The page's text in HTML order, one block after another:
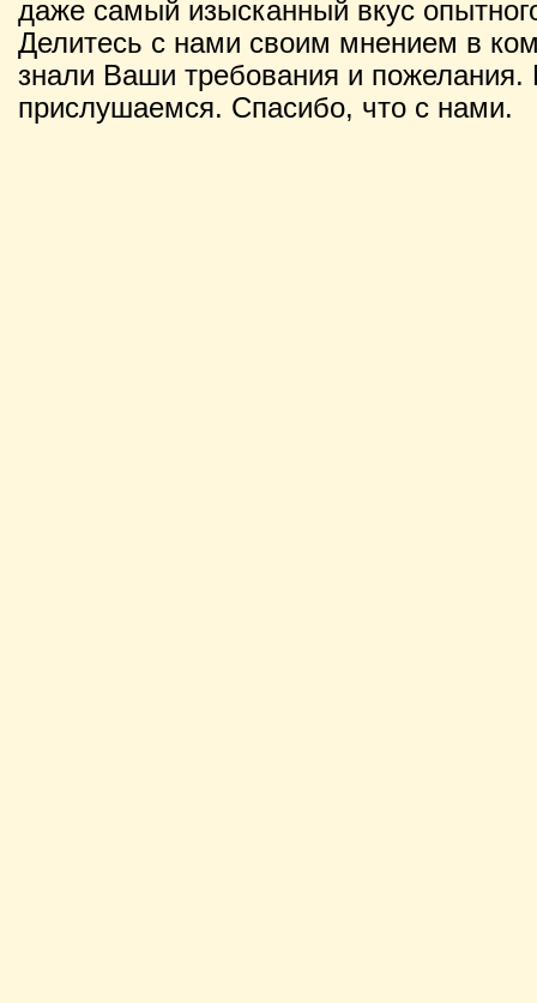
даже самый изысканный вкус
Делитесь с нами своим мнением в
знали Ваши требования и
прислушаемся. Спасибо, что с нами.